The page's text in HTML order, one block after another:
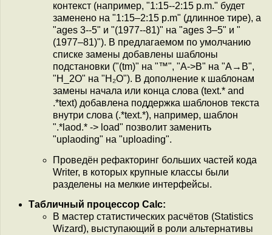
контекст (например, "1:15--2:15 p.m." будет
заменено на "1:15–2:15 p.m" (длинное тире), а
"ages 3--5" и "(1977--81)" на "ages 3–5" и "
(1977–81)"). В предлагаемом по умолчанию
списке замены добавлены шаблоны
подстановки ("(tm)" на "™", "A->B" на "A→B",
"H_2O" на "H₂O"). В дополнение к шаблонам
замены начала или конца слова (text.* and
.*text) добавлена поддержка шаблонов текста
внутри слова (.*text.*), например, шаблон
".*laod.* -> load" позволит заменить
"uplaoding" на "uploading".
Проведён рефакторинг больших частей кода
Writer, в которых крупные классы были
разделены на мелкие интерфейсы.
Табличный процессор Calc:
В мастер статистических расчётов (Statistics
Wizard), выступающий в роли альтернативы